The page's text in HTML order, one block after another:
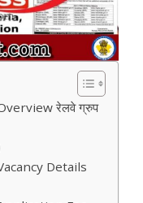
रेलवे ग्रुप
Details